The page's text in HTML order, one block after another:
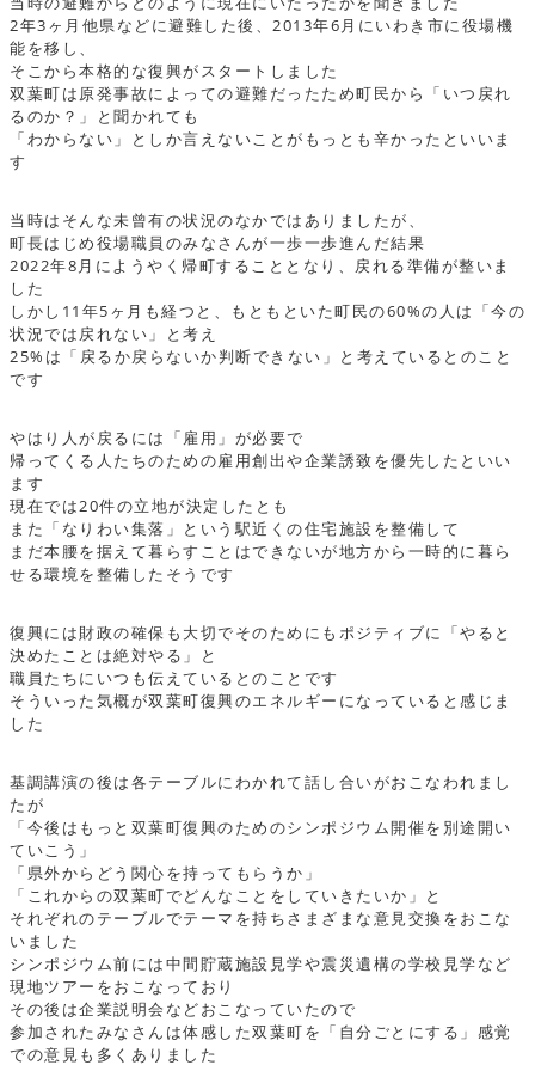
2年3ヶ月他県などに避難した後、2013年6月にいわき市に役場機
能を移し、
そこから本格的な復興がスタートしました
双葉町は原発事故によっての避難だったため町民から「いつ戻れ
るのか？」と聞かれても
「わからない」としか言えないことがもっとも辛かったといいま
す
当時はそんな未曾有の状況のなかではありましたが、
町長はじめ役場職員のみなさんが一歩一歩進んだ結果
2022年8月にようやく帰町することとなり、戻れる準備が整いま
した
しかし11年5ヶ月も経つと、もともといた町民の60%の人は「今の
状況では戻れない」と考え
25%は「戻るか戻らないか判断できない」と考えているとのこと
です
やはり人が戻るには「雇用」が必要で
帰ってくる人たちのための雇用創出や企業誘致を優先したといい
ます
現在では20件の立地が決定したとも
また「なりわい集落」という駅近くの住宅施設を整備して
まだ本腰を据えて暮らすことはできないが地方から一時的に暮ら
せる環境を整備したそうです
復興には財政の確保も大切でそのためにもポジティブに「やると
決めたことは絶対やる」と
職員たちにいつも伝えているとのことです
そういった気概が双葉町復興のエネルギーになっていると感じま
した
基調講演の後は各テーブルにわかれて話し合いがおこなわれまし
たが
「今後はもっと双葉町復興のためのシンポジウム開催を別途開い
ていこう」
「県外からどう関心を持ってもらうか」
「これからの双葉町でどんなことをしていきたいか」と
それぞれのテーブルでテーマを持ちさまざまな意見交換をおこな
いました
シンポジウム前には中間貯蔵施設見学や震災遺構の学校見学など
現地ツアーをおこなっており
その後は企業説明会などおこなっていたので
参加されたみなさんは体感した双葉町を「自分ごとにする」感覚
での意見も多くありました